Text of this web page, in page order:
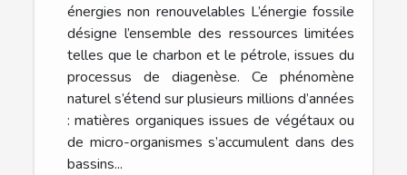
énergies non renouvelables L’énergie fossile
désigne l’ensemble des ressources limitées
telles que le charbon et le pétrole, issues du
processus de diagenèse. Ce phénomène
naturel s’étend sur plusieurs millions d’années
: matières organiques issues de végétaux ou
de micro-organismes s’accumulent dans des
bassins...